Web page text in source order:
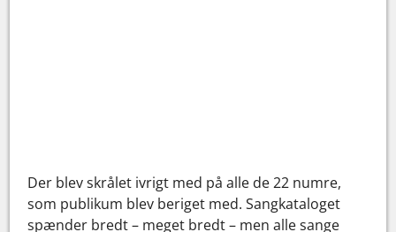
Der blev skrålet ivrigt med på alle de 22 numre,
som publikum blev beriget med. Sangkataloget
spænder bredt – meget bredt – men alle sange